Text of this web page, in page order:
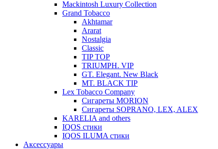
Mackintosh Luxury Collection
Grand Tobacco
Akhtamar
Ararat
Nostalgia
Classic
TIP TOP
TRIUMPH. VIP
GT. Elegant. New Black
MT. BLACK TIP
Lex Tobacco Company
Сигареты MORION
Сигареты SOPRANO, LEX, ALEX
KARELIA and others
IQOS стики
IQOS ILUMA стики
Аксессуары